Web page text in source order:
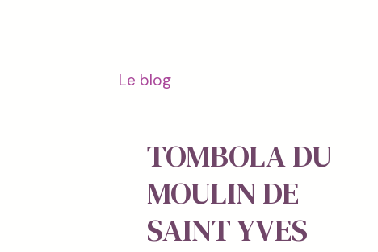
Le blog
TOMBOLA DU
MOULIN DE
SAINT YVES